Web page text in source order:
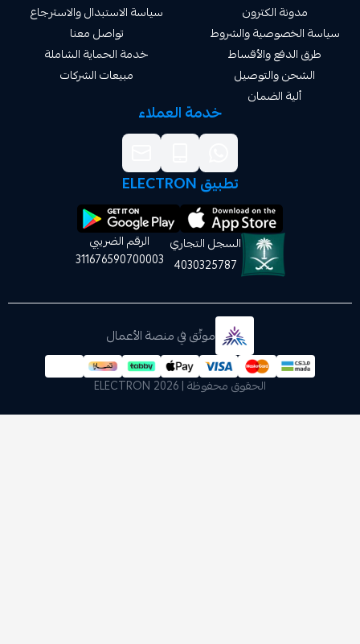
والشروط
والأقساط
والتوصيل
سياسة الاستبدال والاسترجاع
خدمة الحماية الشاملة
مبيعات الشركات
خدمة العملاء
السجل التجاري
4030325787
الرقم الضريبي
311676590700003
موثّق في منصة الأعمال
الحقوق محفوظة | 2026 ELECTRON